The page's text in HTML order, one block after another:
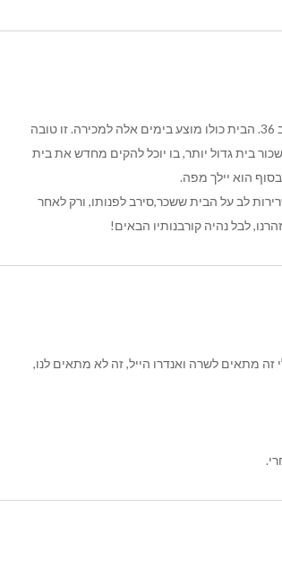
עמיחי מרינובסקי עבר זמנית לגור ביחידת הדיור בביתה של שרה הייל ברח’ כזיב 36. הבית כולו מוצע בימים אלה למכירה. זו טובה
בית גדול יותר, בו יוכל להקים מחדש את בית
הוא יילך מפה.
לב על הבית ששכר,סירב לפנותו, ורק לאחר
לבל נהיה קורבנותיו הבאים!
מתאים לשרה ואנדרו הייל, זה לא מתאים לנו,